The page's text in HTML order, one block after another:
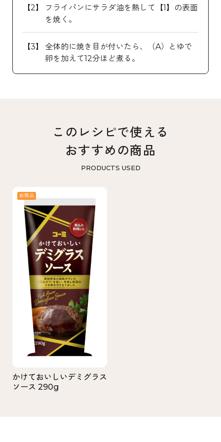
フライパンにサラダ油を熱して【1】の表面
を焼く。
全体的に焼き目が付いたら、（A）とゆで
卵を加えて12分ほど煮る。
このレシピで使える
おすすめの商品
PRODUCTS USED
新商品
かけておいしいデミグラス
ソース 290g